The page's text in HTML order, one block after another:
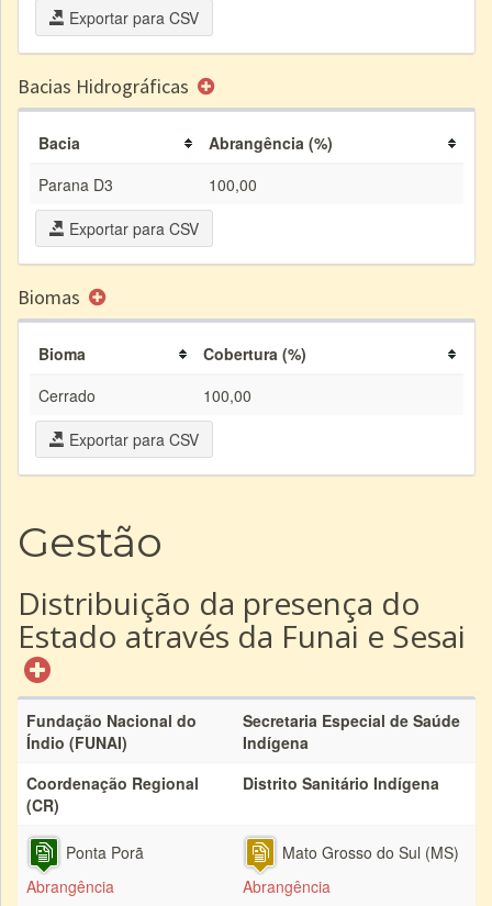
Exportar para CSV
Bacias Hidrográficas
Bacia
Abrangência (%)
Parana D3
100,00
Exportar para CSV
Biomas
Bioma
Cobertura (%)
Cerrado
100,00
Exportar para CSV
Gestão
Distribuição da presença do
Estado através da Funai e Sesai
Fundação Nacional do
Índio (FUNAI)
Secretaria Especial de Saúde
Indígena
Coordenação Regional
(CR)
Distrito Sanitário Indígena
Ponta Porã
Abrangência
Mato Grosso do Sul (MS)
Abrangência